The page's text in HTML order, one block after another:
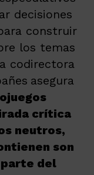
decisiones
construir
los temas
codirectora
asegura
crítica
neutros,
son
del